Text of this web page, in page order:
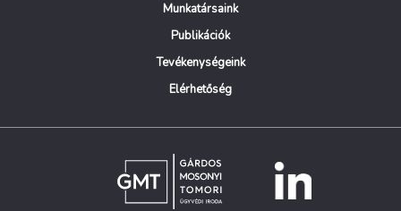
Munkatársaink
Publikációk
Tevékenységeink
Elérhetőség